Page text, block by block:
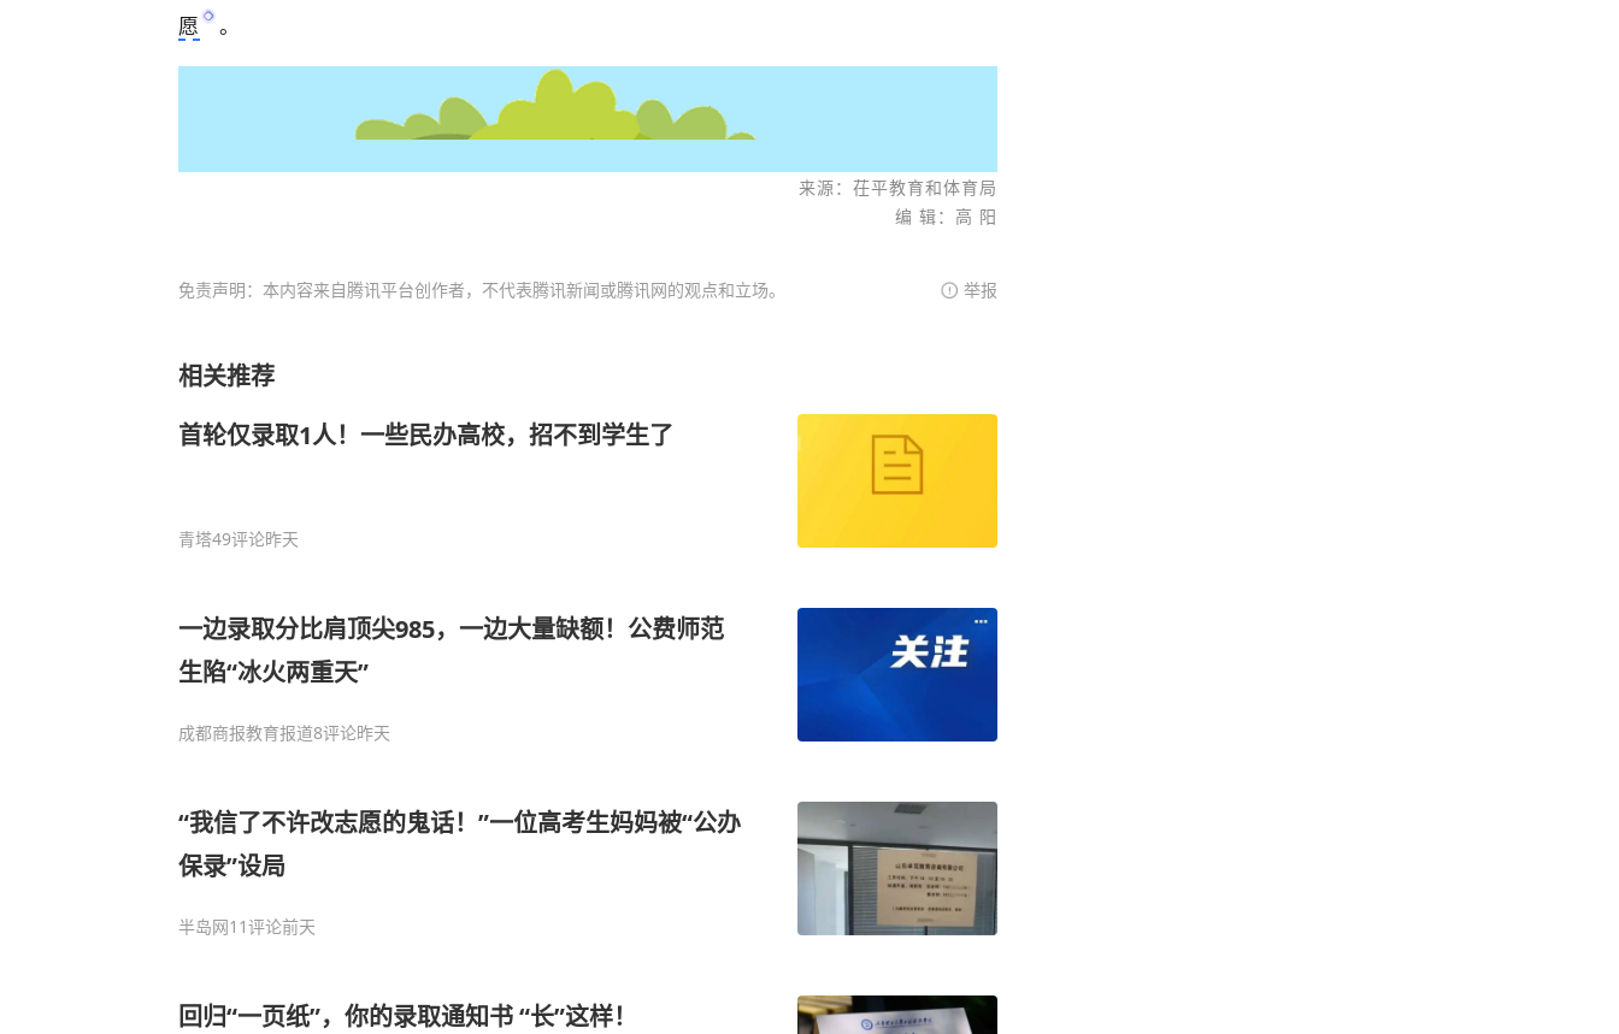
愿
。
来源：茌平教育和体育局
编 辑：高 阳
免责声明：本内容来自腾讯平台创作者，不代表腾讯新闻或腾讯网的观点和立场。 举报
相关推荐
首轮仅录取1人！一些民办高校，招不到学生了
青塔49评论昨天
一边录取分比肩顶尖985，一边大量缺额！公费师范
生陷“冰火两重天”
成都商报教育报道8评论昨天
“我信了不许改志愿的鬼话！”一位高考生妈妈被“公办
保录”设局
半岛网11评论前天
回归“一页纸”，你的录取通知书 “长”这样！